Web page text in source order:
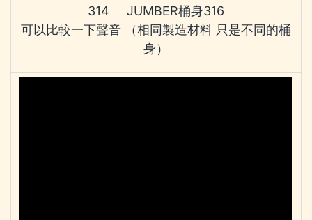
314 JUMBER桶身316
可以比較一下聲音 （相同製造材料 只是不同的桶
身）